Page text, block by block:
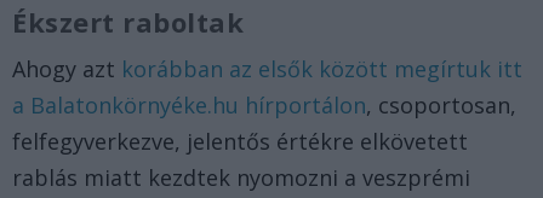
Ékszert raboltak
Ahogy azt korábban az elsők között megírtuk itt
a Balatonkörnyéke.hu hírportálon, csoportosan,
felfegyverkezve, jelentős értékre elkövetett
rablás miatt kezdtek nyomozni a veszprémi